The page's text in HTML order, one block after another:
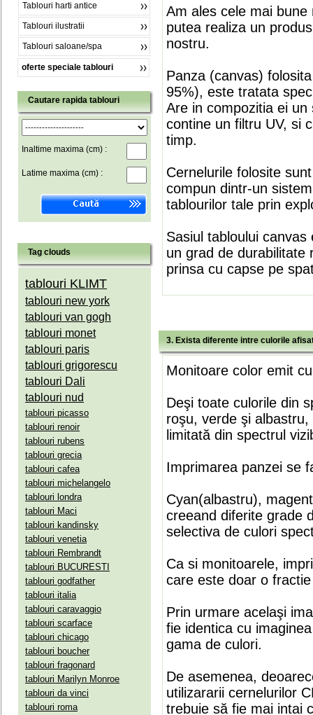
Tablouri harti antice
Tablouri ilustratii
Tablouri saloane/spa
oferte speciale tablouri
Cautare rapida tablouri
Inaltime maxima (cm) :
Latime maxima (cm) :
Tag clouds
tablouri KLIMT
tablouri new york
tablouri van gogh
tablouri monet
tablouri paris
tablouri grigorescu
tablouri Dali
tablouri nud
tablouri picasso
tablouri renoir
tablouri rubens
tablouri grecia
tablouri cafea
tablouri michelangelo
tablouri londra
tablouri Maci
tablouri kandinsky
tablouri venetia
tablouri Rembrandt
tablouri BUCURESTI
tablouri godfather
tablouri italia
tablouri caravaggio
tablouri scarface
tablouri chicago
tablouri boucher
tablouri fragonard
tablouri Marilyn Monroe
tablouri da vinci
tablouri roma
Am ales cele mai
putea realiza un
nostru.
Panza (canvas)
95%), este tratata
Are in compozitia ei
contine un filtru UV, si
timp.
Cernelurile folosite
compun dintr-un
tablourilor tale prin
Sasiul tabloului
un grad de durabilitate
prinsa cu capse pe
3. Exista diferente intre culorile
Monitoare color emit
Deşi toate culorile din
roşu, verde şi
limitată din spectrul
Imprimarea panzei se
Cyan(albastru),
creeand diferite grade
selectiva de culori
Ca si monitoarele,
care este doar o
Prin urmare acelaşi
fie identica cu
gama de culori.
De asemenea,
utilizararii cernelurilor
trebuie să fie mai intai